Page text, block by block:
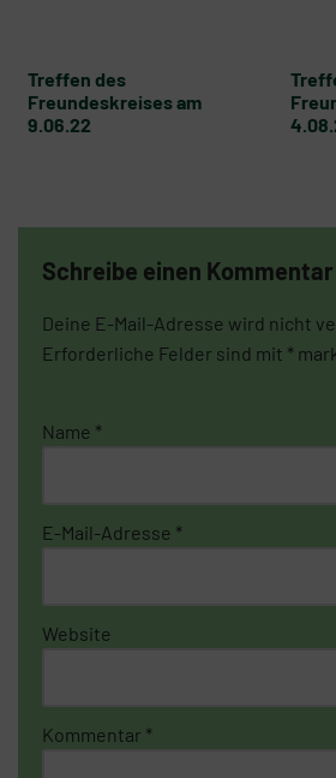
Treffen des
Freundeskreises am
9.06.22
Schreibe einen Kommentar
Deine E-Mail-Adresse wird nicht
Erforderliche Felder sind mit *
Name *
E-Mail-Adresse *
Website
Kommentar *